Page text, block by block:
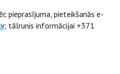
pieprasījuma, pieteikšanās e-
; tālrunis informācijai +371